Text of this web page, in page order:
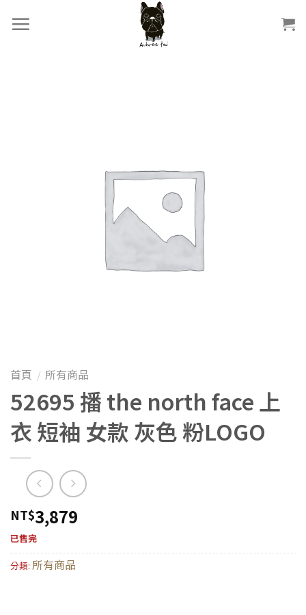
首頁 / 所有商品
52695 播 the north face 上
衣 短袖 女款 灰色 粉LOGO
NT$3,879
已售完
分類: 所有商品